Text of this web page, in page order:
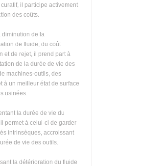
curatif, il participe activement
des coûts.
diminution de la
de fluide, du coût
et de rejet, il prend part à
de la durée de vie des
machines-outils, des
à un meilleur état de surface
usinées.
la durée de vie du
il permet à celui-ci de garder
intrinsèques, accroissant
de vie des outils.
la détérioration du fluide